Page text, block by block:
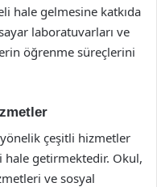
hale gelmesine katkıda
laboratuvarları ve
öğrenme süreçlerini
çeşitli hizmetler
getirmektedir. Okul,
ve sosyal